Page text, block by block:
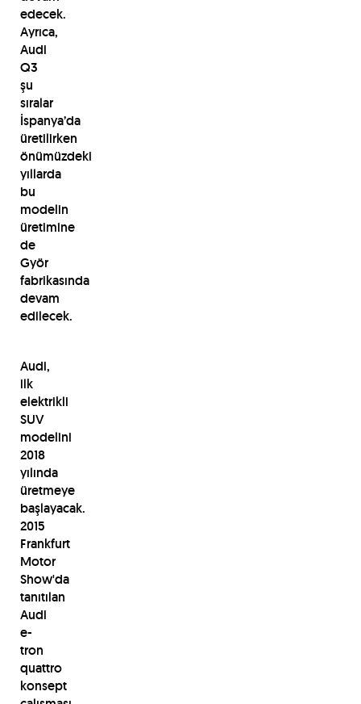
edecek.
Ayrıca,
Audi
Q3
şu
sıralar
İspanya’da
üretilirken
önümüzdeki
yıllarda
bu
modelin
üretimine
de
Györ
fabrikasında
devam
edilecek.
Audi,
ilk
elektrikli
SUV
modelini
2018
yılında
üretmeye
başlayacak.
2015
Frankfurt
Motor
Show'da
tanıtılan
Audi
e-
tron
quattro
konsept